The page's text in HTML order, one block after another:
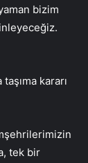
bizim
kararı
tek bir